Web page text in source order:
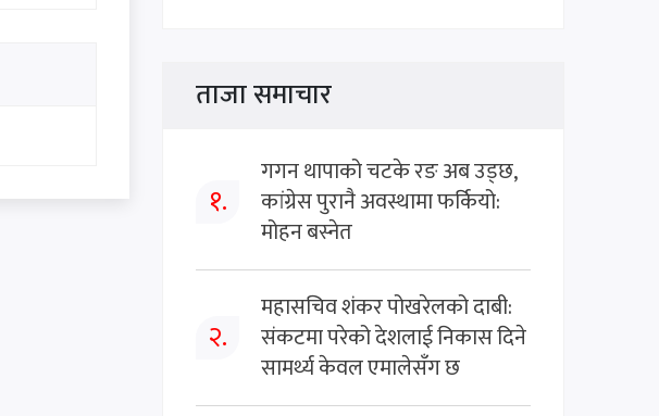
ताजा समाचार
१.
गगन थापाको चटके रङ अब उड्छ,
कांग्रेस पुरानै अवस्थामा फर्कियो:
मोहन बस्नेत
२.
महासचिव शंकर पोखरेलको दाबी:
संकटमा परेको देशलाई निकास दिने
सामर्थ्य केवल एमालेसँग छ